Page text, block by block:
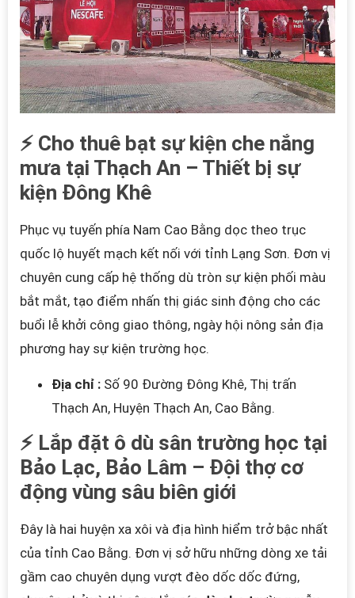
⚡ Cho thuê bạt sự kiện che nắng
mưa tại Thạch An – Thiết bị sự
kiện Đông Khê
Phục vụ tuyến phía Nam Cao Bằng dọc theo trục
quốc lộ huyết mạch kết nối với tỉnh Lạng Sơn. Đơn vị
chuyên cung cấp hệ thống dù tròn sự kiện phối màu
bắt mắt, tạo điểm nhấn thị giác sinh động cho các
buổi lễ khởi công giao thông, ngày hội nông sản địa
phương hay sự kiện trường học.
Địa chỉ : Số 90 Đường Đông Khê, Thị trấn
Thạch An, Huyện Thạch An, Cao Bằng.
⚡ Lắp đặt ô dù sân trường học tại
Bảo Lạc, Bảo Lâm – Đội thợ cơ
động vùng sâu biên giới
Đây là hai huyện xa xôi và địa hình hiểm trở bậc nhất
của tỉnh Cao Bằng. Đơn vị sở hữu những dòng xe tải
gầm cao chuyên dụng vượt đèo dốc dốc đứng,